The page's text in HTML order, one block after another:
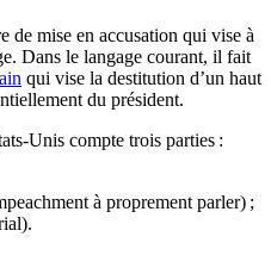
de mise en accusation qui vise à
Dans le langage courant, il fait
qui vise la destitution d’un haut
du président.
Unis compte trois parties :
à proprement parler) ;